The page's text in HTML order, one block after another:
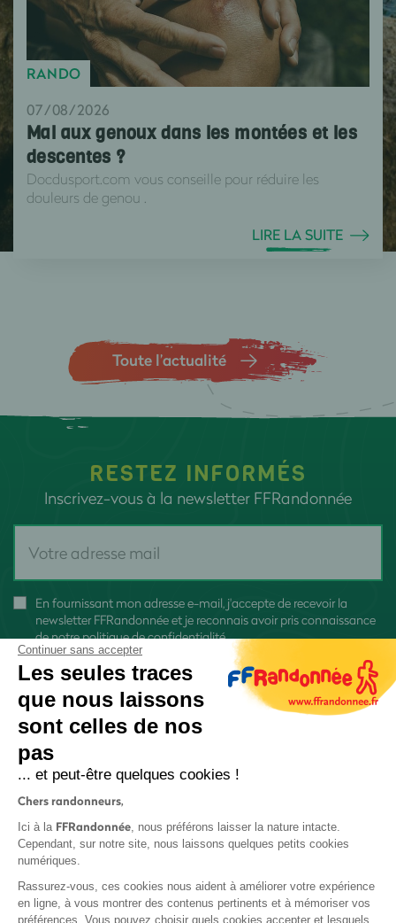
RANDO
07/08/2026
Mal aux genoux dans les montées et les
descentes ?
Docdusport.com vous conseille pour réduire les
douleurs de genou .
LIRE LA SUITE
Toute l’actualité
RESTEZ INFORMÉS
Inscrivez-vous à la newsletter FFRandonnée
En fournissant mon adresse e-mail, j'accepte de recevoir la
newsletter FFRandonnée et je reconnais avoir pris connaissance
denotre politique de confidentialité
Protection des données
Continuer sans accepter
Les seules traces
que nous laissons
sont celles de nos
pas
... et peut-être quelques cookies !
Chers randonneurs,
Ici à la FFRandonnée, nous préférons laisser la nature intacte.
Cependant, sur notre site, nous laissons quelques petits cookies
numériques.
Rassurez-vous, ces cookies nous aident à améliorer votre expérience
en ligne, à vous montrer des contenus pertinents et à mémoriser vos
préférences. Vous pouvez choisir quels cookies accepter et lesquels